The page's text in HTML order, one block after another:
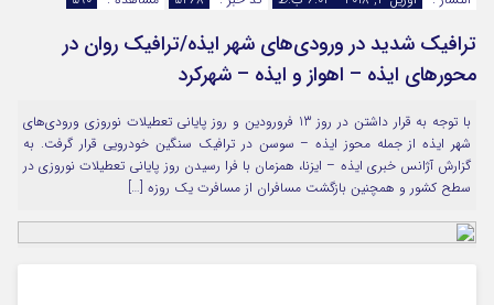
آپارات
اپلیکیشن رمز عبور
مرا به خاطر بسپار
ترافیک شدید در ورودی‌های شهر ایذه/ترافیک روان در
محورهای ایذه – اهواز و ایذه – شهرکرد
با توجه به قرار داشتن در روز 13 فرورودین و روز پایانی تعطیلات نوروزی ورودی‌های
شهر ایذه از جمله محوز ایذه – سوسن در ترافیک سنگین خودرویی قرار گرفت. به
گزارش آژانس خبری ایذه – ایزنا، همزمان با فرا رسیدن روز پایانی تعطیلات نوروزی در
سطح کشور و همچنین بازگشت مسافران از مسافرت یک روزه […]